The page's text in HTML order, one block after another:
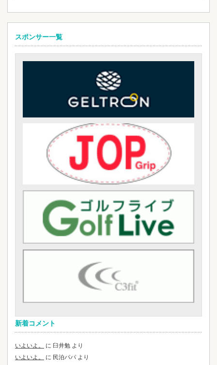
スポンサー一覧
新着コメント
いよいよ。 に 臼井勉 より
いよいよ。
に 民泊パパ より